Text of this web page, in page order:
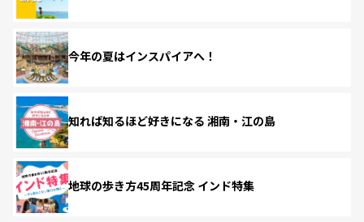
今年の夏はインスパイアへ！
知れば知るほど好きになる 湘南・江の島
地球の歩き方45周年記念 インド特集